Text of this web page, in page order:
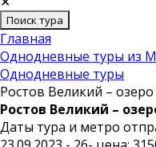
Поиск тура
Главная
Однодневные туры из
Однодневные туры
Ростов Великий –
Ростов Великий –
Даты тура и метро